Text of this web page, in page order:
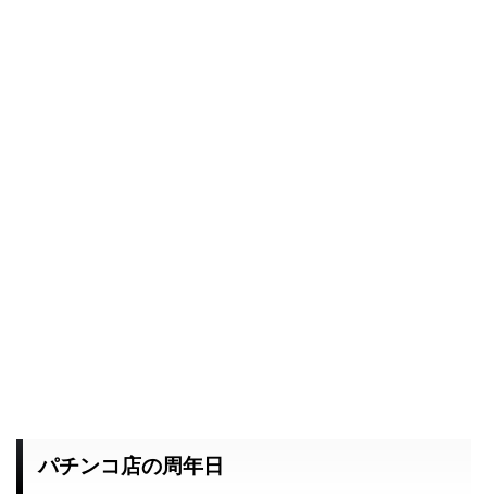
パチンコ店の周年日